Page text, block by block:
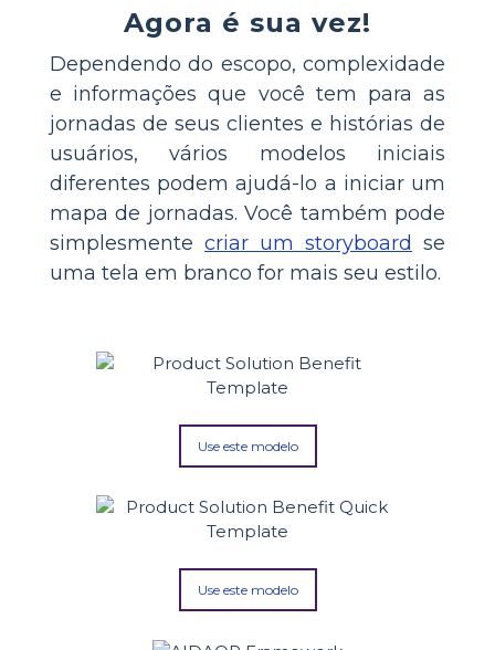
Agora é sua vez!
Dependendo do escopo, complexidade
e informações que você tem para as
jornadas de seus clientes e histórias de
usuários, vários modelos iniciais
diferentes podem ajudá-lo a iniciar um
mapa de jornadas. Você também pode
simplesmente criar um storyboard se
uma tela em branco for mais seu estilo.
Use este modelo
Use este modelo